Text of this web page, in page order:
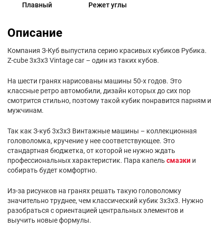
Плавный Режет углы
Описание
Компания З-Куб выпустила серию красивых кубиков Рубика.
Z-cube 3x3x3 Vintage car – один из таких кубов.
На шести гранях нарисованы машины 50-х годов. Это
классные ретро автомобили, дизайн которых до сих пор
смотрится стильно, поэтому такой кубик понравится парням и
мужчинам.
Так как З-куб 3х3х3 Винтажные машины – коллекционная
головоломка, кручение у нее соответствующее. Это
стандартная бюджетка, от которой не нужно ждать
профессиональных характеристик. Пара капель смазки и
собирать будет комфортно.
Из-за рисунков на гранях решать такую головоломку
значительно труднее, чем классический кубик 3х3х3. Нужно
разобраться с ориентацией центральных элементов и
выучить новые формулы.